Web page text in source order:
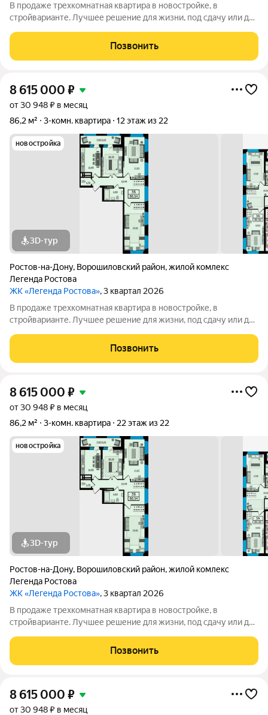
В продаже трехкомнатная квартира в новостройке, в
стройварианте. Лучшее решение для жизни, под сдачу или для
метров, с раздельным санузлом, просторная прихожая, в
которой есть место и для
Позвонить
8 615 000 ₽
от 30 948 ₽ в месяц
86,2 м²
3-комн. квартира 12 этаж из 22
новостройка
3D-тур
Ростов-на-Дону, Ворошиловский район,жилой комлекс
Легенда Ростова
ЖК «Легенда Ростова», 3 квартал 2026
В продаже трехкомнатная квартира в новостройке, в
стройварианте. Лучшее решение для жизни, под сдачу или для
метров, с раздельным санузлом, просторная прихожая, в
которой есть место и для
Позвонить
8 615 000 ₽
от 30 948 ₽ в месяц
86,2 м²
3-комн. квартира 22 этаж из 22
новостройка
3D-тур
Ростов-на-Дону, Ворошиловский район,жилой комлекс
Легенда Ростова
ЖК «Легенда Ростова», 3 квартал 2026
В продаже трехкомнатная квартира в новостройке, в
стройварианте. Лучшее решение для жизни, под сдачу или для
метров, с раздельным санузлом, просторная прихожая, в
которой есть место и для
Позвонить
8 615 000 ₽
от 30 948 ₽ в месяц